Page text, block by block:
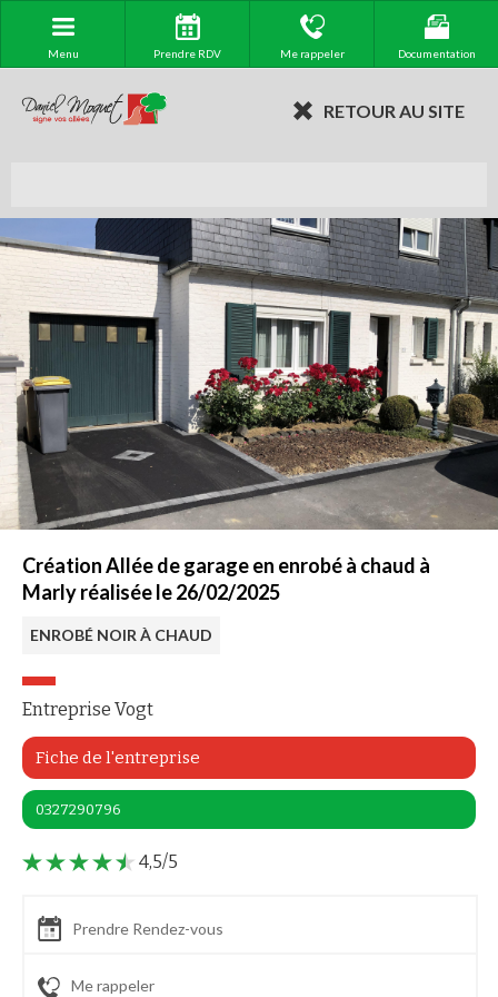
Menu Prendre RDV Me rappeler Documentation
RETOUR AU SITE
Création Allée de garage en enrobé à chaud à
Marly réalisée le 26/02/2025
ENROBÉ NOIR À CHAUD
Entreprise Vogt
Fiche de l'entreprise
0327290796
4,5/5
Prendre Rendez-vous
Me rappeler